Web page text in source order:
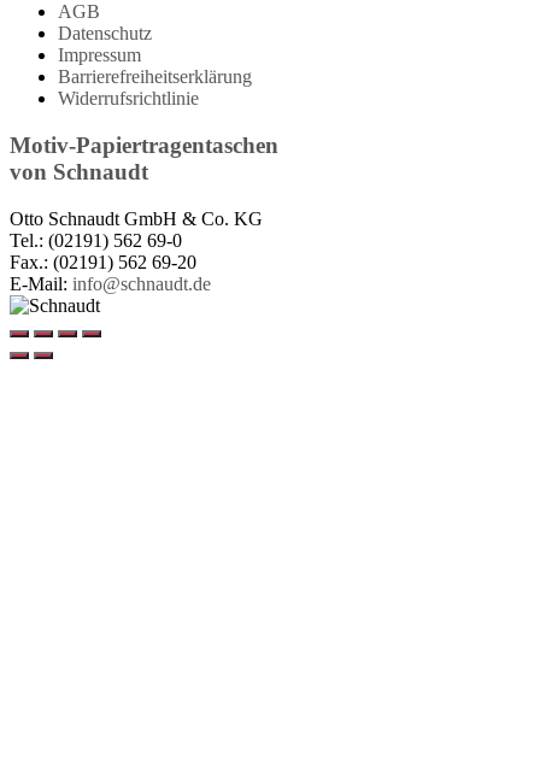
AGB
Datenschutz
Impressum
Barrierefreiheitserklärung
Widerrufsrichtlinie
Motiv-Papiertragentaschen
von Schnaudt
Otto Schnaudt GmbH & Co. KG
Tel.: (02191) 562 69-0
Fax.: (02191) 562 69-20
E-Mail: info@schnaudt.de